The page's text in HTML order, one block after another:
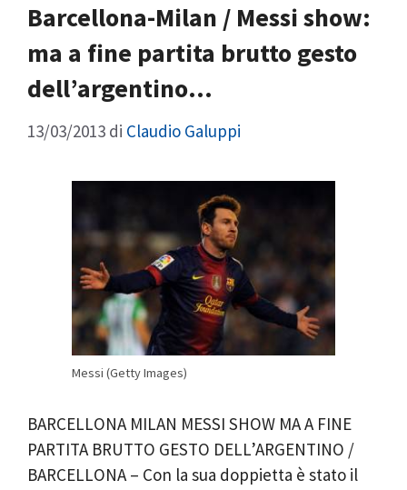
Barcellona-Milan / Messi show:
ma a fine partita brutto gesto
dell’argentino…
13/03/2013 di Claudio Galuppi
Messi (Getty Images)
BARCELLONA MILAN MESSI SHOW MA A FINE
PARTITA BRUTTO GESTO DELL’ARGENTINO /
BARCELLONA – Con la sua doppietta è stato il